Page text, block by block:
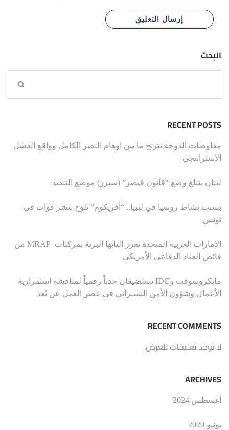
البحث
RECENT POSTS
مفاوضات الدوحة تترنح ما بين اوهام النصر الكامل وواقع الفشل
الاستراتيجي
لبنان يتبلغ وضع “قانون قيصر” (سيزر) موضع التنفيذ
بسبب نشاط روسيا في ليبيا.. “أفريكوم” تلوح بنشر قوات في
تونس
الإمارات العربية المتحدة تعزز الياتها البرية بمركبات MRAP من
فائض العتاد الدفاعي الأمريكي
مايكروسوفت وIDC تستضيفان حدثاً رقمياً لمناقشة استمرارية
الأعمال وشؤون الأمن السيبراني في عصر العمل عن بُعد
RECENT COMMENTS
لا توجد تعليقات للعرض.
ARCHIVES
أغسطس 2024
يونيو 2020